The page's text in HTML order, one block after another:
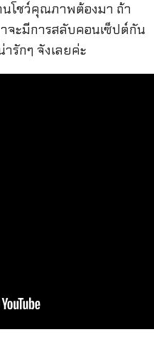
นโชว์คุณภาพต้องมา ถ้า
จะมีการสลับคอนเซ็ปต์กัน
รักๆ จังเลยค่ะ